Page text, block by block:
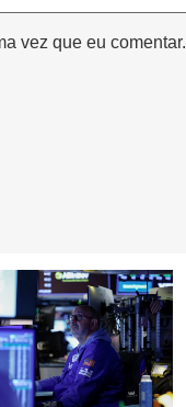
vez que eu comentar.